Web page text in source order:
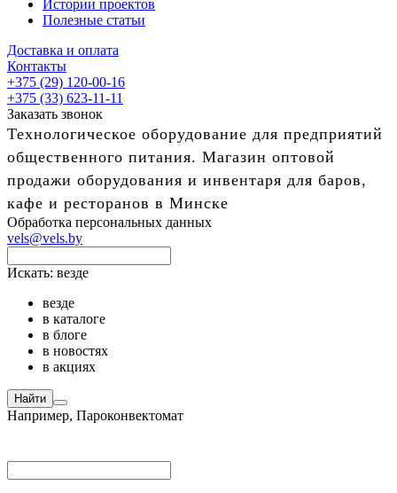
Истории проектов
Полезные статьи
Доставка и оплата
Контакты
+375 (29) 120-00-16
+375 (33) 623-11-11
Заказать звонок
Технологическое оборудование для предприятий
общественного питания. Магазин оптовой
продажи оборудования и инвентаря для баров,
кафе и ресторанов в Минске
Обработка персональных данных
vels@vels.by
Искать: везде
везде
в каталоге
в блоге
в новостях
в акциях
Найти
Например, Пароконвектомат